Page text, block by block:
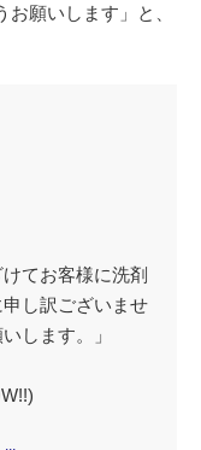
願いします」と、
てお客様に洗剤
し訳ございませ
します。」